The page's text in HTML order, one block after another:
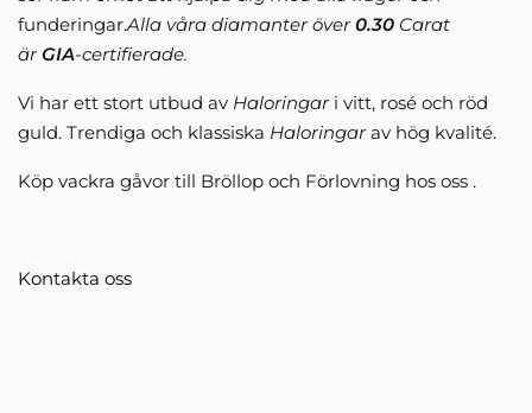
funderingar.Alla våra diamanter över0.30 Carat
ärGIA-certifierade.
Vi har ett stort utbud av Haloringari vitt, rosé och röd
guld. Trendiga och klassiska Haloringarav hög kvalité.
Köp vackra gåvor till Bröllop och Förlovning hos oss .
Kontakta oss